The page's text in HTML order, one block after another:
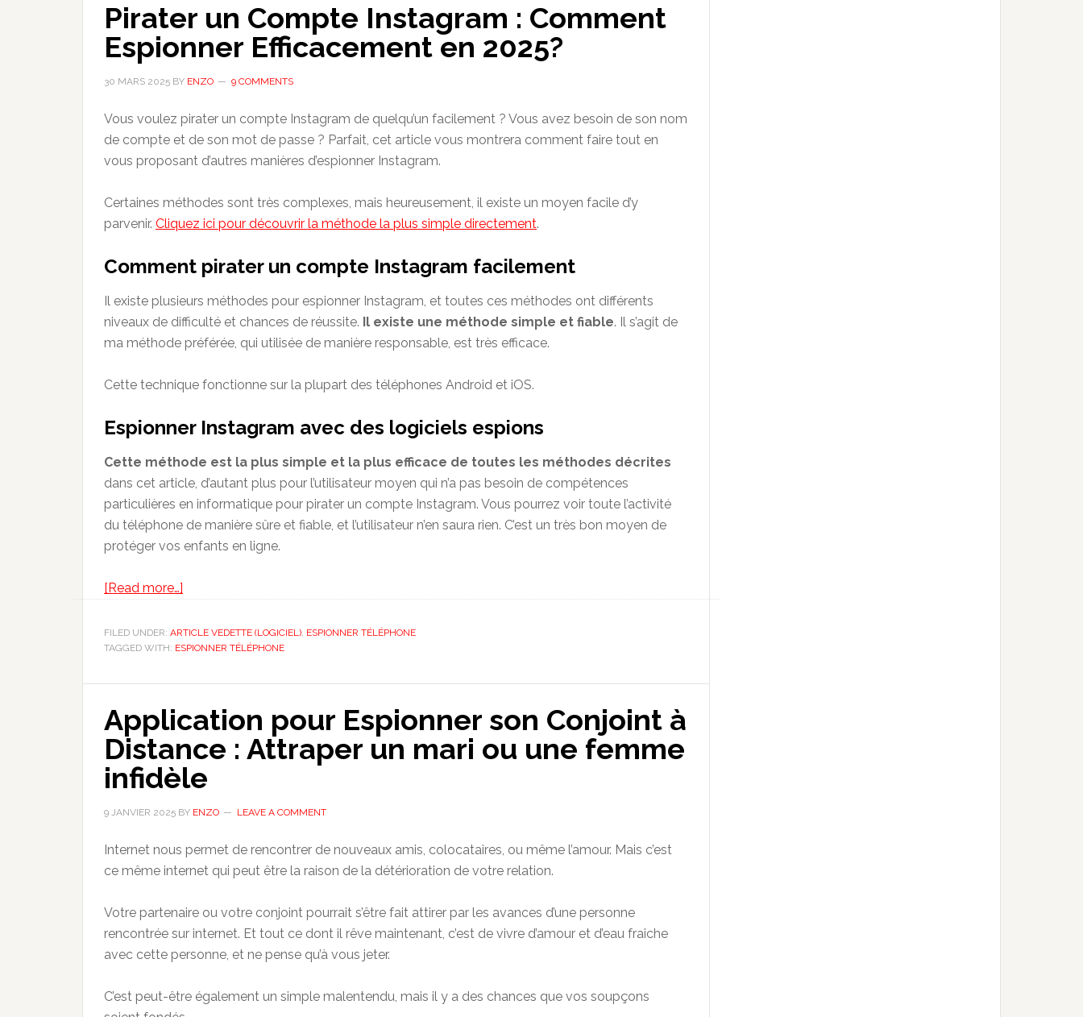
Les
3
Techniques
Efficaces
Pirater un Compte Instagram : Comment
Espionner Efficacement en 2025?
30 MARS 2025 BY ENZO 9 COMMENTS
Vous voulez pirater un compte Instagram de quelqu’un facilement ? Vous avez besoin de son nom
de compte et de son mot de passe ? Parfait, cet article vous montrera comment faire tout en
vous proposant d’autres manières d’espionner Instagram.
Certaines méthodes sont très complexes, mais heureusement, il existe un moyen facile d’y
parvenir. Cliquez ici pour découvrir la méthode la plus simple directement.
Comment pirater un compte Instagram facilement
Il existe plusieurs méthodes pour espionner Instagram, et toutes ces méthodes ont différents
niveaux de difficulté et chances de réussite. Il existe une méthode simple et fiable. Il s’agit de
ma méthode préférée, qui utilisée de manière responsable, est très efficace.
Cette technique fonctionne sur la plupart des téléphones Android et iOS.
Espionner Instagram avec des logiciels espions
Cette méthode est la plus simple et la plus efficace de toutes les méthodes décrites
dans cet article, d’autant plus pour l’utilisateur moyen qui n’a pas besoin de compétences
particulières en informatique pour pirater un compte Instagram. Vous pourrez voir toute l’activité
du téléphone de manière sûre et fiable, et l’utilisateur n’en saura rien. C’est un très bon moyen de
protéger vos enfants en ligne.
[Read more…]
un
Compte
Comment
Espionner
Efficacement
en
FILED UNDER: ARTICLE VEDETTE (LOGICIEL), ESPIONNER TÉLÉPHONE
TAGGED WITH: ESPIONNER TÉLÉPHONE
Application pour Espionner son Conjoint à
Distance : Attraper un mari ou une femme
infidèle
9 JANVIER 2025 BY ENZO LEAVE A COMMENT
Internet nous permet de rencontrer de nouveaux amis, colocataires, ou même l’amour. Mais c’est
ce même internet qui peut être la raison de la détérioration de votre relation.
Votre partenaire ou votre conjoint pourrait s’être fait attirer par les avances d’une personne
rencontrée sur internet. Et tout ce dont il rêve maintenant, c’est de vivre d’amour et d’eau fraiche
avec cette personne, et ne pense qu’à vous jeter.
C’est peut-être également un simple malentendu, mais il y a des chances que vos soupçons